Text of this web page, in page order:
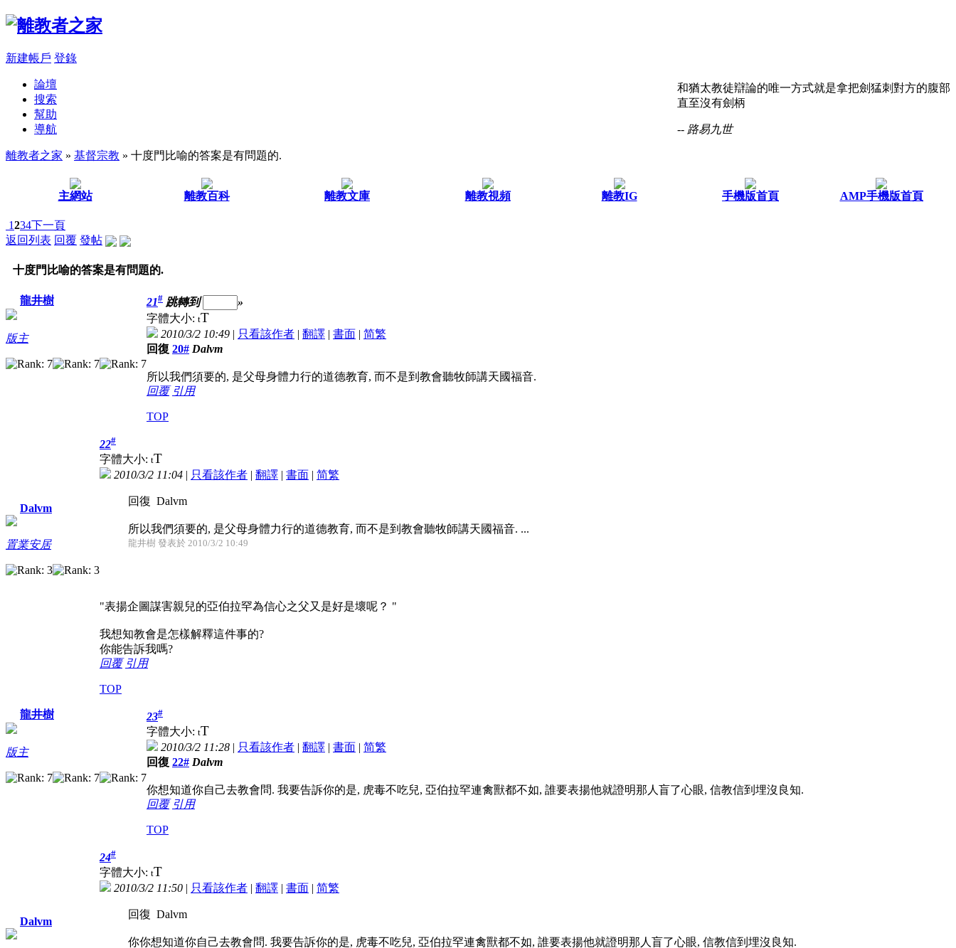
新建帳戶 登錄
和猶太教徒辯論的唯一方式就是拿把劍猛刺對方的腹部
直至沒有劍柄
-- 路易九世
論壇
搜索
幫助
導航
離教者之家 » 基督宗教 » 十度門比喻的答案是有問題的.
主網站 離教百科 離教文庫 離教視頻 離教IG 手機版首頁 AMP手機版首頁
1234下一頁
返回列表 回覆 發帖
十度門比喻的答案是有問題的.
龍井樹
版主
21# 跳轉到
»
字體大小: tT
2010/3/2 10:49 | 只看該作者 | 翻譯 | 書面 | 简繁
回復 20# Dalvm
所以我們須要的, 是父母身體力行的道德教育, 而不是到教會聽牧師講天國福音.
回覆 引用
TOP
Dalvm
置業安居
22#
字體大小: tT
2010/3/2 11:04 | 只看該作者 | 翻譯 | 書面 | 简繁
回復 Dalvm
所以我們須要的, 是父母身體力行的道德教育, 而不是到教會聽牧師講天國福音. ...
龍井樹 發表於 2010/3/2 10:49
"表揚企圖謀害親兒的亞伯拉罕為信心之父又是好是壞呢？ "
我想知教會是怎樣解釋這件事的?
你能告訴我嗎?
回覆 引用
TOP
龍井樹
版主
23#
字體大小: tT
2010/3/2 11:28 | 只看該作者 | 翻譯 | 書面 | 简繁
回復 22# Dalvm
你想知道你自己去教會問. 我要告訴你的是, 虎毒不吃兒, 亞伯拉罕連禽獸都不如, 誰要表揚他就證明那人盲了心眼, 信教信到埋沒良知.
回覆 引用
TOP
Dalvm
24#
字體大小: tT
2010/3/2 11:50 | 只看該作者 | 翻譯 | 書面 | 简繁
回復 Dalvm
你你想知道你自己去教會問. 我要告訴你的是, 虎毒不吃兒, 亞伯拉罕連禽獸都不如, 誰要表揚他就證明那人盲了心眼, 信教信到埋沒良知.